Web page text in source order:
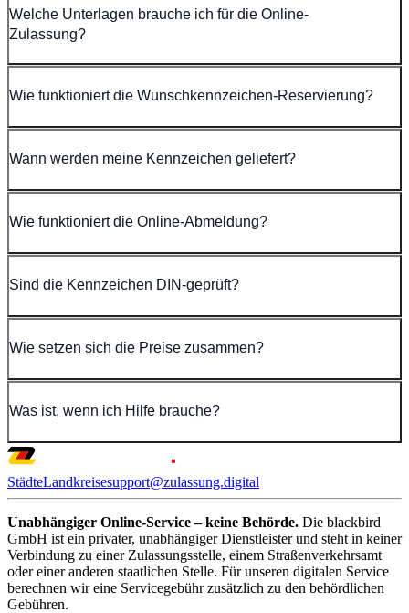
Welche Unterlagen brauche ich für die Online-
Zulassung?
Wie funktioniert die Wunschkennzeichen-Reservierung?
Wann werden meine Kennzeichen geliefert?
Wie funktioniert die Online-Abmeldung?
Sind die Kennzeichen DIN-geprüft?
Wie setzen sich die Preise zusammen?
Was ist, wenn ich Hilfe brauche?
StädteLandkreisesupport@zulassung.digital
Unabhängiger Online-Service – keine Behörde. Die blackbird
GmbH ist ein privater, unabhängiger Dienstleister und steht in keiner
Verbindung zu einer Zulassungsstelle, einem Straßenverkehrsamt
oder einer anderen staatlichen Stelle. Für unseren digitalen Service
berechnen wir eine Servicegebühr zusätzlich zu den behördlichen
Gebühren.